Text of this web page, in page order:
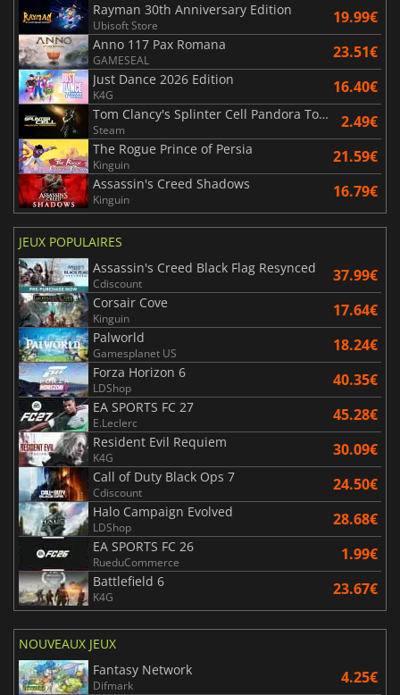
Rayman 30th Anniversary Edition
Ubisoft Store 19.99€
Anno 117 Pax Romana
GAMESEAL 23.51€
Just Dance 2026 Edition
K4G 16.40€
Tom Clancy's Splinter Cell Pandora Tomorrow
Steam 2.49€
The Rogue Prince of Persia
Kinguin 21.59€
Assassin's Creed Shadows
Kinguin 16.79€
JEUX POPULAIRES
Assassin's Creed Black Flag Resynced
Cdiscount 37.99€
Corsair Cove
Kinguin 17.64€
Palworld
Gamesplanet US 18.24€
Forza Horizon 6
LDShop 40.35€
EA SPORTS FC 27
E.Leclerc 45.28€
Resident Evil Requiem
K4G 30.09€
Call of Duty Black Ops 7
Cdiscount 24.50€
Halo Campaign Evolved
LDShop 28.68€
EA SPORTS FC 26
RueduCommerce 1.99€
Battlefield 6
K4G 23.67€
NOUVEAUX JEUX
Fantasy Network
Difmark 4.25€